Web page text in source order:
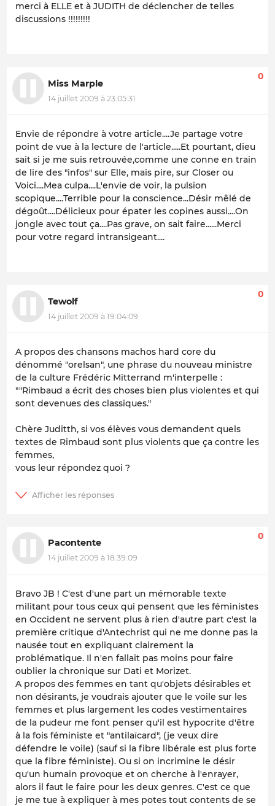
merci à ELLE et à JUDITH de déclencher de telles
discussions !!!!!!!!!
Miss Marple
14 juillet 2009 à 23:05:31
0
Envie de répondre à votre article....Je partage votre
point de vue à la lecture de l'article.....Et pourtant, dieu
sait si je me suis retrouvée,comme une conne en train
de lire des "infos" sur Elle, mais pire, sur Closer ou
Voici....Mea culpa....L'envie de voir, la pulsion
scopique....Terrible pour la conscience...Désir mêlé de
dégoût....Délicieux pour épater les copines aussi....On
jongle avec tout ça....Pas grave, on sait faire......Merci
pour votre regard intransigeant....
Tewolf
14 juillet 2009 à 19:04:09
0
A propos des chansons machos hard core du
dénommé "orelsan", une phrase du nouveau ministre
de la culture Frédéric Mitterrand m'interpelle :
""Rimbaud a écrit des choses bien plus violentes et qui
sont devenues des classiques."
Chère Juditth, si vos élèves vous demandent quels
textes de Rimbaud sont plus violents que ça contre les
femmes,
vous leur répondez quoi ?
Pacontente
14 juillet 2009 à 18:39:09
0
Bravo JB ! C'est d'une part un mémorable texte
militant pour tous ceux qui pensent que les féministes
en Occident ne servent plus à rien d'autre part c'est la
première critique d'Antechrist qui ne me donne pas la
nausée tout en expliquant clairement la
problématique. Il n'en fallait pas moins pour faire
oublier la chronique sur Dati et Morizet.
A propos des femmes en tant qu'objets désirables et
non désirants, je voudrais ajouter que le voile sur les
femmes et plus largement les codes vestimentaires
de la pudeur me font penser qu'il est hypocrite d'être
à la fois féministe et "antilaïcard", (je veux dire
défendre le voile) (sauf si la fibre libérale est plus forte
que la fibre féministe). Ou si on incrimine le désir
qu'un humain provoque et on cherche à l'enrayer,
alors il faut le faire pour les deux genres. C'est ce que
je me tue à expliquer à mes potes tout contents de se